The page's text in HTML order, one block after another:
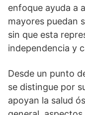
enfoque ayuda a
mayores puedan
sin que esta
independencia y
Desde un punto
se distingue por
apoyan la salud